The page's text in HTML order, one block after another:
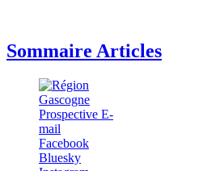
Sommaire Articles